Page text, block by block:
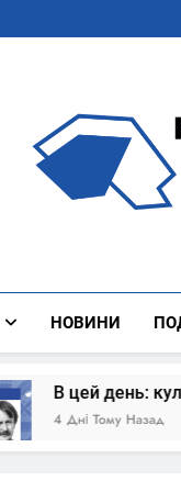
НОВИНИ
день: культурні
Тому Назад